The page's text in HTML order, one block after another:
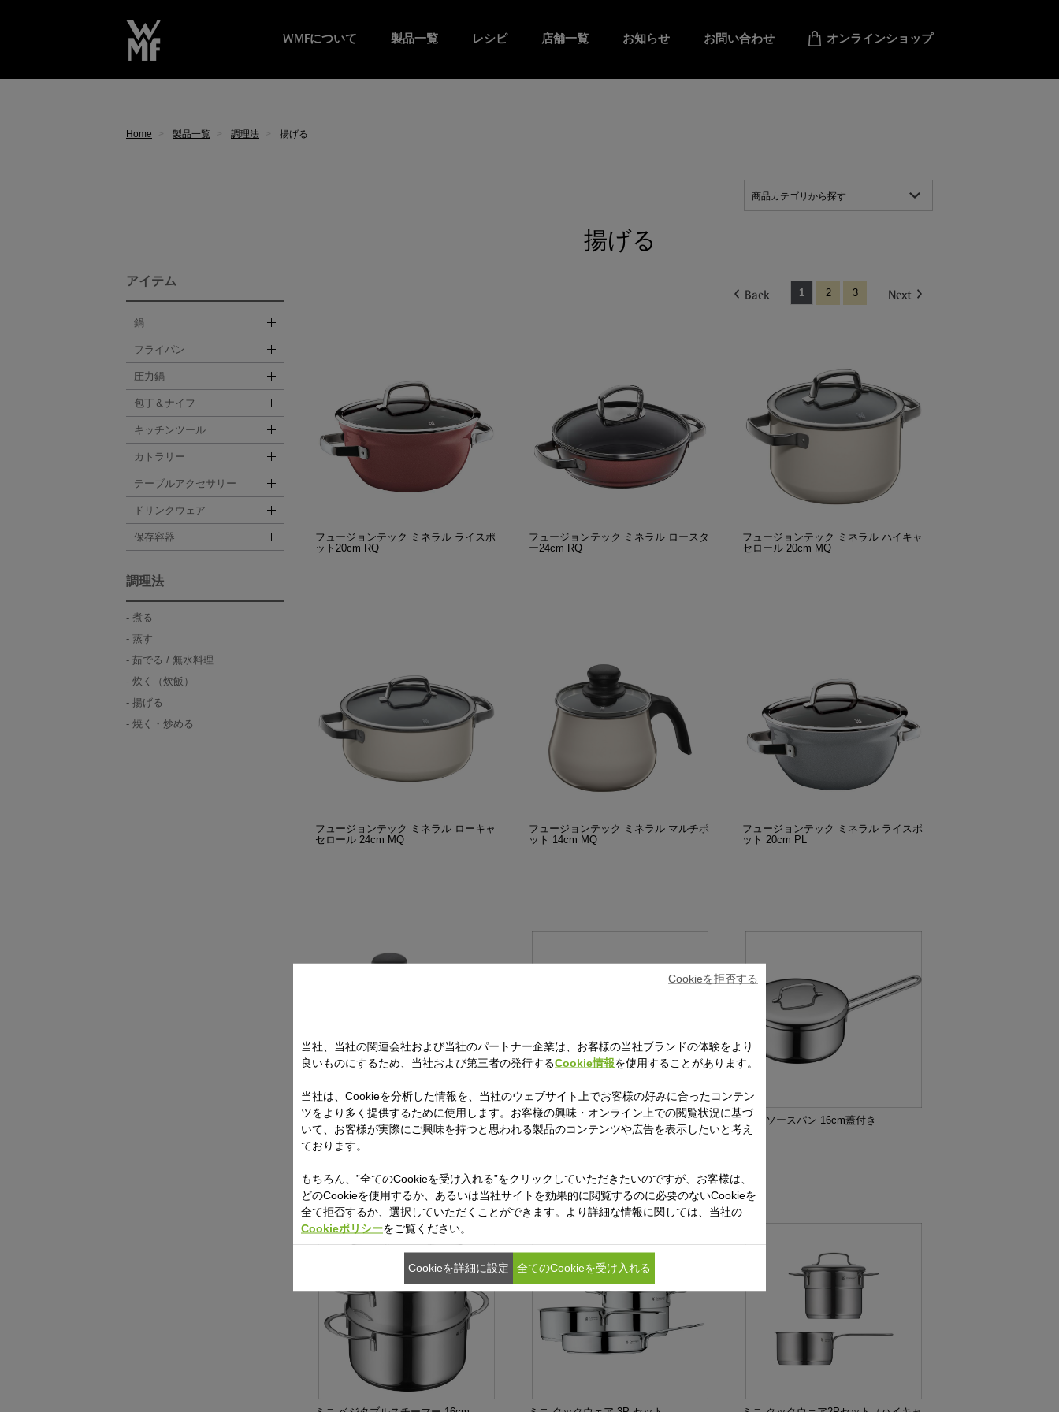
WMFについて 製品一覧 レシピ 店舗一覧 お知らせ お問い合わせ オンラインショップ
Home 製品一覧 調理法 揚げる
アイテム
鍋
フライパン
圧力鍋
包丁＆ナイフ
キッチンツール
カトラリー
テーブルアクセサリー
ドリンクウェア
保存容器
調理法
煮る
蒸す
茹でる / 無水料理
炊く（炊飯）
揚げる
焼く・炒める
商品カテゴリから探す
揚げる
1 2 3
フュージョンテック ミネラル ライスポ
ット20cm RQ
フュージョンテック ミネラル ロースタ
ー24cm RQ
フュージョンテック ミネラル ハイキャ
セロール 20cm MQ
フュージョンテック ミネラル ローキャ
セロール 24cm MQ
フュージョンテック ミネラル マルチポ
ット 14cm MQ
フュージョンテック ミネラル ライスポ
ット 20cm PL
フュージョンテック ミネラル マルチポ
ット 14cm JD
ミニ フライパン 18cm フッ素コーティ
ング
ミニ ソースパン 16cm蓋付き
当社、当社の関連会社および当社のパートナー企業は、お客様の当社ブランドの体験をより
良いものにするため、当社および第三者の発行するCookie情報を使用することがあります。
当社は、Cookieを分析した情報を、当社のウェブサイト上でお客様の好みに合ったコンテン
ツをより多く提供するために使用します。お客様の興味・オンライン上での閲覧状況に基づ
いて、お客様が実際にご興味を持つと思われる製品のコンテンツや広告を表示したいと考え
ております。
もちろん、”全てのCookieを受け入れる”をクリックしていただきたいのですが、お客様は、
どのCookieを使用するか、あるいは当社サイトを効果的に閲覧するのに必要のないCookieを
全て拒否するか、選択していただくことができます。より詳細な情報に関しては、当社の
Cookieポリシーをご覧ください。
Cookieを拒否する
Cookieを詳細に設定 全てのCookieを受け入れる